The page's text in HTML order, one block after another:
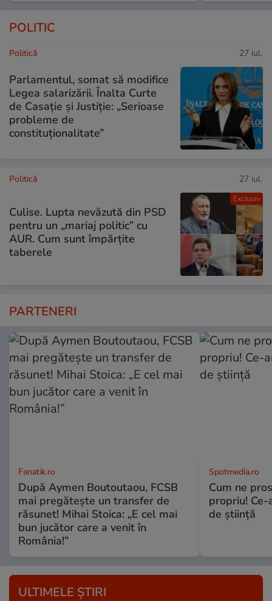
POLITIC
Politică 27 iul.
Parlamentul, somat să modifice
Legea salarizării. Înalta Curte
de Casație și Justiție: „Serioase
probleme de
constituționalitate”
Exclusiv
Politică 27 iul.
Culise. Lupta nevăzută din PSD
pentru un „mariaj politic” cu
AUR. Cum sunt împărțite
taberele
PARTENERI
Fanatik.ro
După Aymen Boutoutaou, FCSB
mai pregătește un transfer de
răsunet! Mihai Stoica: „E cel mai
bun jucător care a venit în
România!”
Spotmedia.ro
Cum ne
propriu!
de știință
ULTIMELE ȘTIRI